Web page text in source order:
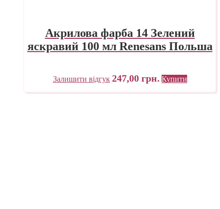
Акрилова фарба 14 Зелений
яскравий 100 мл Renesans Польша
Залишити відгук 247,00 грн. Купити